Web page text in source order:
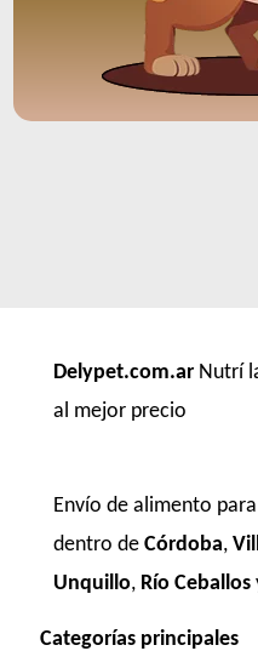
Delypet.com.ar Nutrí
al mejor precio
Envío de alimento
dentro de Córdoba,
Unquillo, Río Ceballos
Categorías principales